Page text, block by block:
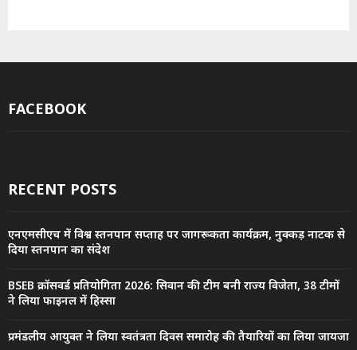
FACEBOOK
RECENT POSTS
एनएमसीएच में विश्व स्तनपान सप्ताह पर जागरूकता कार्यक्रम, नुक्कड़ नाटक से
दिया स्तनपान का संदेश
BSEB क्रॉसवर्ड प्रतियोगिता 2026: सिवान की टीम बनी राज्य विजेता, 38 टीमों
ने लिया फाइनल में हिस्सा
प्रमंडलीय आयुक्त ने लिया स्वतंत्रता दिवस समारोह की तैयारियों का लिया जायजा